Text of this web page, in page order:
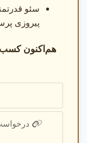
سئو
پیروزی
هم‌اکنون کسب